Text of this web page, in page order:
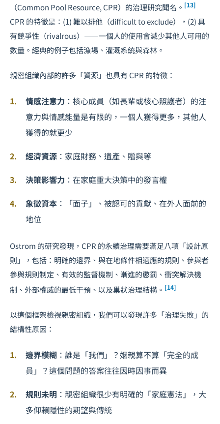
（Common Pool Resource, CPR）的治理研究聞名。 [13]
CPR 的特徵是：(1) 難以排他（difficult to exclude），(2) 具
有競爭性（rivalrous）——一個人的使用會減少其他人可用的
數量。經典的例子包括漁場、灌溉系統與森林。
親密組織內部的許多「資源」也具有 CPR 的特徵：
情感注意力 ：核心成員（如長輩或核心照護者）的注
意力與情感能量是有限的，一個人獲得更多，其他人
獲得的就更少
經濟資源 ：家庭財務、遺產、贈與等
決策影響力 ：在家庭重大決策中的發言權
象徵資本 ：「面子」、被認可的貢獻、在外人面前的
地位
Ostrom 的研究發現，CPR 的永續治理需要滿足八項「設計原
則」，包括：明確的邊界、與在地條件相適應的規則、參與者
參與規則制定、有效的監督機制、漸進的懲罰、衝突解決機
制、外部權威的最低干預、以及巢狀治理結構。 [14]
以這個框架檢視親密組織，我們可以發現許多「治理失敗」的
結構性原因：
邊界模糊 ：誰是「我們」？姻親算不算「完全的成
員」？這個問題的答案往往因時因事而異
規則未明 ：親密組織很少有明確的「家庭憲法」，大
多仰賴隱性的期望與傳統